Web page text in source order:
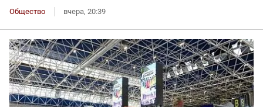
Общество вчера, 20:39